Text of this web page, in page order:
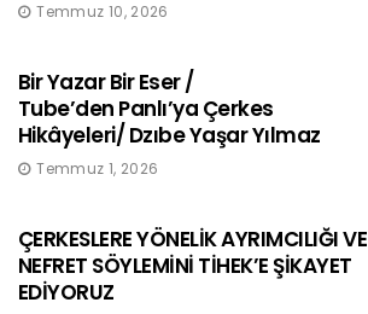
Temmuz 10, 2026
Bir Yazar Bir Eser /
Tube’den Panlı’ya Çerkes
Hikâyeleri/ Dzıbe Yaşar Yılmaz
Temmuz 1, 2026
ÇERKESLERE YÖNELİK AYRIMCILIĞI VE
NEFRET SÖYLEMİNİ TİHEK’E ŞİKAYET
EDİYORUZ